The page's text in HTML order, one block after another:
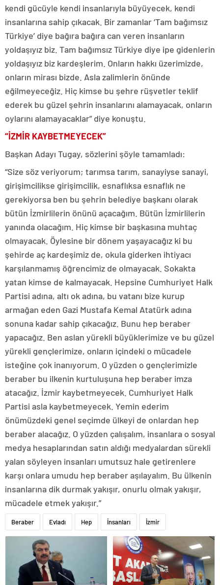
kendi gücüyle kendi insanlarıyla büyüyecek, kendi
insanlarına sahip çıkacak. Bir zamanlar ‘Tam bağımsız
Türkiye’ diye bağıra bağıra can veren insanların
yoldaşıyız biz. Tam bağımsız Türkiye diye ipe gidenlerin
yoldaşıyız biz kardeşlerim. Onların hakkı üzerimizde,
onların mirası bizde. Asla zalimlerin önünde
eğilmeyeceğiz. Hiç kimse bu şehre rüşvetler teklif
ederek bu güzel şehrin insanlarını alamayacak, onların
oylarını alamayacaklar” diye konuştu.
“İZMİR KAYBETMEYECEK”
Başkan Adayı Tugay, sözlerini şöyle tamamladı:
“Size söz veriyorum; tarımsa tarım, sanayiyse sanayi,
girişimcilikse girişimcilik, esnaflıksa esnaflık ne
gerekiyorsa ben bu şehrin belediye başkanı olarak
bütün İzmirlilerin önünü açacağım. Bütün İzmirlilerin
yanında olacağım. Hiç kimse bir başkasına muhtaç
olmayacak. Öylesine bir dönem yaşayacağız ki bu
şehirde aç kardeşimiz de, okula giderken ihtiyacı
karşılanmamış öğrencimiz de olmayacak. Sokakta
yatan kimse de kalmayacak. Hepsine Cumhuriyet Halk
Partisi adına, altı ok adına, bu vatanı bize kurup
armağan eden Gazi Mustafa Kemal Atatürk adına
sonuna kadar sahip çıkacağız. Bunu hep beraber
yapacağız. Ben aslan yürekli büyüklerimize ve bu güzel
yürekli gençlerimize, onların içindeki o mücadele
isteğine çok inanıyorum. O yüzden o gençlerimizle
beraber bu ilkenin kurtuluşuna hep beraber imza
atacağız. İzmir kaybetmeyecek. Cumhuriyet Halk
Partisi asla kaybetmeyecek. Yemin ederim
önümüzdeki genel seçimde ülkeyi de onlardan hep
beraber alacağız. O yüzden çalışalım, insanlara o sosyal
medya hesaplarından satın aldığı medyalardan sürekli
yalan söyleyen insanları umutsuz hale getirenlere
karşı onlara umudu hep beraber aşılayalım. Bu ülkenin
insanlarına dik durmak yakışır, onurlu olmak yakışır,
mücadele etmek yakışır.”
Beraber Evladı Hep İnsanları İzmir